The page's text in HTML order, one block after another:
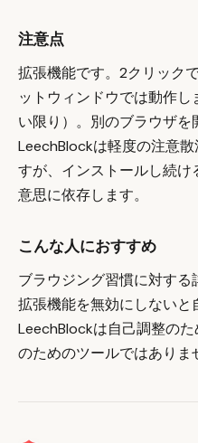
注意点
拡張機能です。2クリック
ットウィンドウでは動作
い限り）。別のブラウザを
LeechBlockは軽度の注意
すが、インストールし続
意思に依存します。
こんな人におすすめ
ブラウジング習慣に対する
拡張機能を無効にしないと
LeechBlockは自己調整の
のためのツールではありま